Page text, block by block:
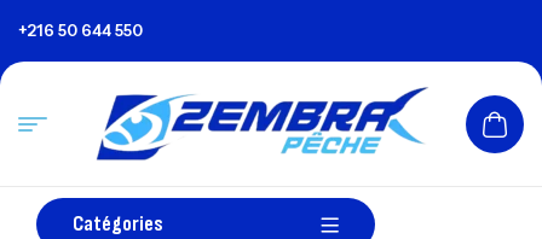
+216 50 644 550
Catégories